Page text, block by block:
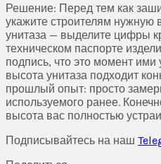
Решение: Перед тем как
укажите строителям нужную
унитаза — выделите цифры
техническом паспорте
подпись, что это момент
высота унитаза подходит
прошлый опыт: просто
используемого ранее.
высота вас полностью
Подписывайтесь на наш